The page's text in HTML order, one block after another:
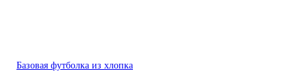
Базовая футболка из хлопка